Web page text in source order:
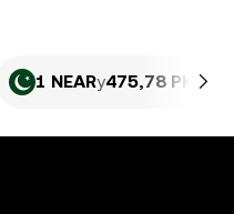
1 NEARу475,78 PKR